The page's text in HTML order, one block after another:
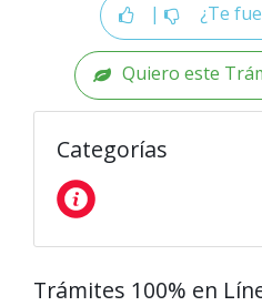
| ¿Te
Quiero este
Categorías
Trámites 100% en